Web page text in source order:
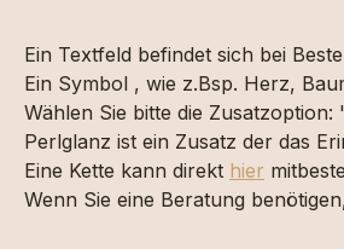
Ein Textfeld befindet sich bei
Ein Symbol , wie z.Bsp. Herz,
Wählen Sie bitte die Zusatzoption:
Perlglanz ist ein Zusatz der das
Eine Kette kann direkt hier
Wenn Sie eine Beratung